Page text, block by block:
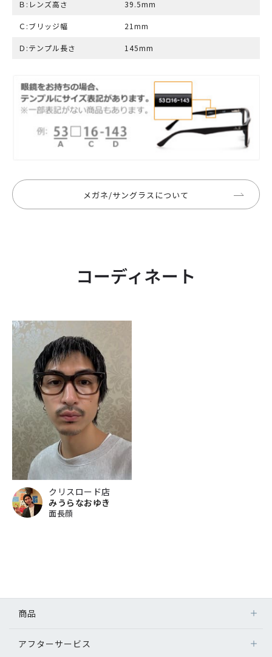
Ｂ:レンズ高さ 39.5mm
Ｃ:ブリッジ幅 21mm
Ｄ:テンプル長さ 145mm
メガネ/サングラスについて
コーディネート
クリスロード店
みうらなおゆき
面長顔
商品
アフターサービス